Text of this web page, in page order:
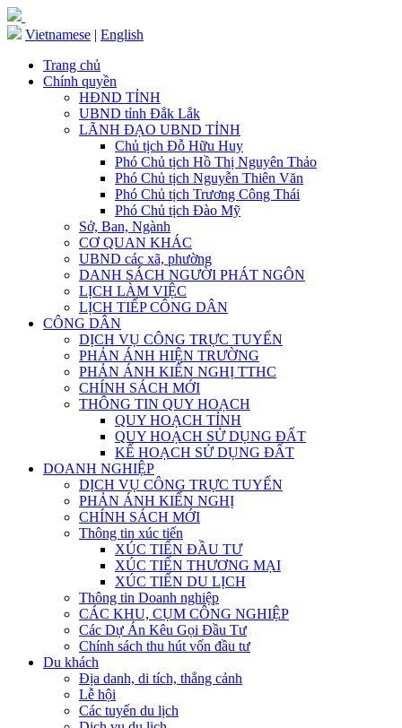
Vietnamese | English
Trang chủ
Chính quyền
HĐND TỈNH
UBND tỉnh Đắk Lắk
LÃNH ĐẠO UBND TỈNH
Chủ tịch Đỗ Hữu Huy
Phó Chủ tịch Hồ Thị Nguyên Thảo
Phó Chủ tịch Nguyễn Thiên Văn
Phó Chủ tịch Trương Công Thái
Phó Chủ tịch Đào Mỹ
Sở, Ban, Ngành
CƠ QUAN KHÁC
UBND các xã, phường
DANH SÁCH NGƯỜI PHÁT NGÔN
LỊCH LÀM VIỆC
LỊCH TIẾP CÔNG DÂN
CÔNG DÂN
DỊCH VỤ CÔNG TRỰC TUYẾN
PHẢN ÁNH HIỆN TRƯỜNG
PHẢN ÁNH KIẾN NGHỊ TTHC
CHÍNH SÁCH MỚI
THÔNG TIN QUY HOẠCH
QUY HOẠCH TỈNH
QUY HOẠCH SỬ DỤNG ĐẤT
KẾ HOẠCH SỬ DỤNG ĐẤT
DOANH NGHIỆP
DỊCH VỤ CÔNG TRỰC TUYẾN
PHẢN ÁNH KIẾN NGHỊ
CHÍNH SÁCH MỚI
Thông tin xúc tiến
XÚC TIẾN ĐẦU TƯ
XÚC TIẾN THƯƠNG MẠI
XÚC TIẾN DU LỊCH
Thông tin Doanh nghiệp
CÁC KHU, CỤM CÔNG NGHIỆP
Các Dự Án Kêu Gọi Đầu Tư
Chính sách thu hút vốn đầu tư
Du khách
Địa danh, di tích, thắng cảnh
Lễ hội
Các tuyến du lịch